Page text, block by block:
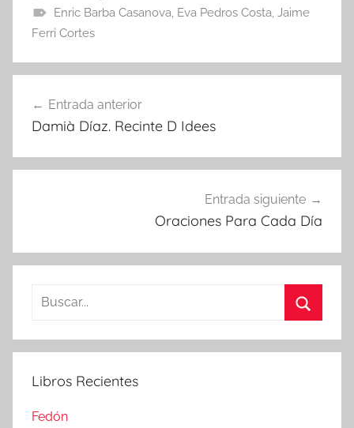
Enric Barba Casanova Eva Pedros Costa Jaime
Ferri Cortes
de
Entrada anterior
Damià Díaz. Recinte D Idees
Entrada siguiente
Oraciones Para Cada Día
Buscar:
Libros Recientes
Fedón